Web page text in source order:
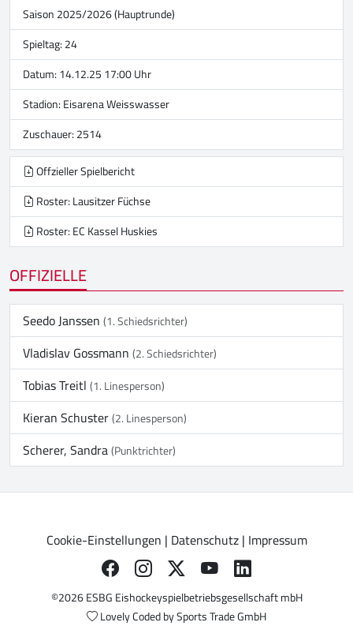
Saison 2025/2026 (Hauptrunde)
Spieltag: 24
Datum: 14.12.25 17:00 Uhr
Stadion:Eisarena Weisswasser
Zuschauer: 2514
Offzieller Spielbericht
Roster: Lausitzer Füchse
Roster: EC Kassel Huskies
OFFIZIELLE
Seedo Janssen(1. Schiedsrichter)
Vladislav Gossmann(2. Schiedsrichter)
Tobias Treitl(1. Linesperson)
Kieran Schuster(2. Linesperson)
Scherer, Sandra(Punktrichter)
Cookie-Einstellungen | Datenschutz| Impressum
©2026 ESBG Eishockeyspielbetriebsgesellschaft mbH
Lovely Coded bySports Trade GmbH